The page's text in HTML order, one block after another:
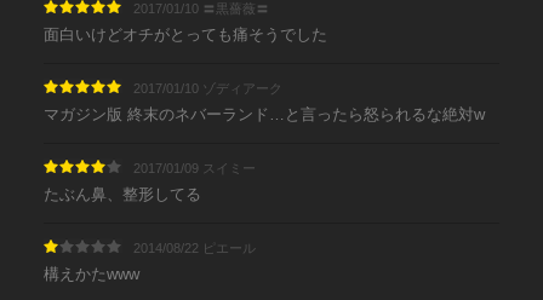
2017/01/10 〓黒薔薇〓
面白いけどオチがとっても痛そうでした
2017/01/10 ゾディアーク
マガジン版 終末のネバーランド…と言ったら怒られるな絶対w
2017/01/09 スイミー
たぶん鼻、整形してる
2014/08/22 ピエール
構えかたwww